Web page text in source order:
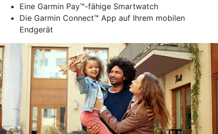
Eine Garmin Pay™-fähige Smartwatch
Die Garmin Connect™ App auf Ihrem mobilen
Endgerät